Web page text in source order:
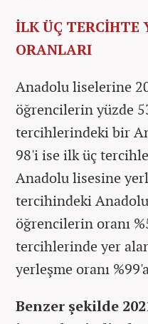
İLK ÜÇ TERCİHTE
ORANLARI
Anadolu liselerine
öğrencilerin yüzde
tercihlerindeki bir
98'i ise ilk üç
Anadolu lisesine
tercihindeki
öğrencilerin oranı
tercihlerinde yer
yerleşme oranı
Benzer şekilde